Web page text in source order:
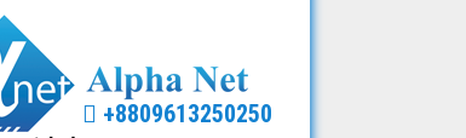
+8809613250250